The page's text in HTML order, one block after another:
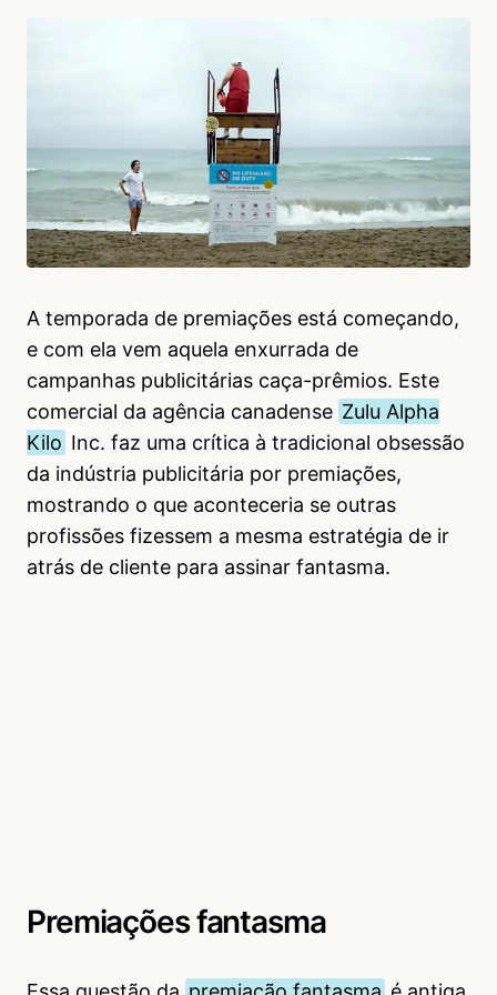
A temporada de premiações está começando,
e com ela vem aquela enxurrada de
campanhas publicitárias caça-prêmios. Este
comercial da agência canadense Zulu Alpha
Kilo Inc. faz uma crítica à tradicional obsessão
da indústria publicitária por premiações,
mostrando o que aconteceria se outras
profissões fizessem a mesma estratégia de ir
atrás de cliente para assinar fantasma.
Premiações fantasma